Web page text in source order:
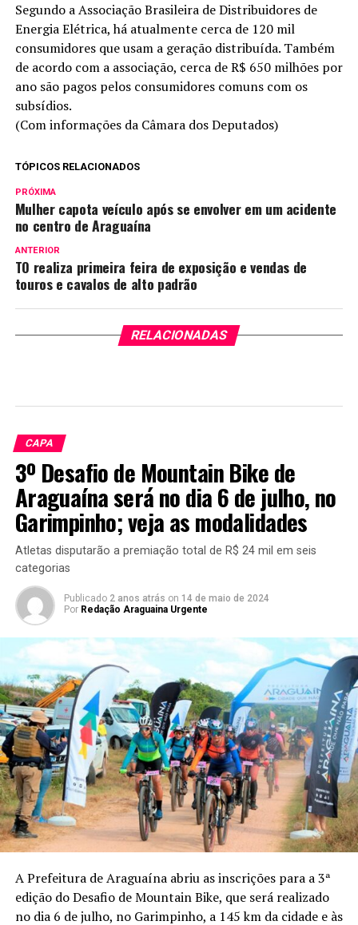
Segundo a Associação Brasileira de Distribuidores de
Energia Elétrica, há atualmente cerca de 120 mil
consumidores que usam a geração distribuída. Também
de acordo com a associação, cerca de R$ 650 milhões por
ano são pagos pelos consumidores comuns com os
subsídios.
(Com informações da Câmara dos Deputados)
TÓPICOS RELACIONADOS
PRÓXIMA
Mulher capota veículo após se envolver em um acidente
no centro de Araguaína
ANTERIOR
TO realiza primeira feira de exposição e vendas de
touros e cavalos de alto padrão
RELACIONADAS
CAPA
3º Desafio de Mountain Bike de
Araguaína será no dia 6 de julho, no
Garimpinho; veja as modalidades
Atletas disputarão a premiação total de R$ 24 mil em seis
categorias
Publicado 2 anos atrás on 14 de maio de 2024
Por Redação Araguaina Urgente
A Prefeitura de Araguaína abriu as inscrições para a 3ª
edição do Desafio de Mountain Bike, que será realizado
no dia 6 de julho, no Garimpinho, a 145 km da cidade e às